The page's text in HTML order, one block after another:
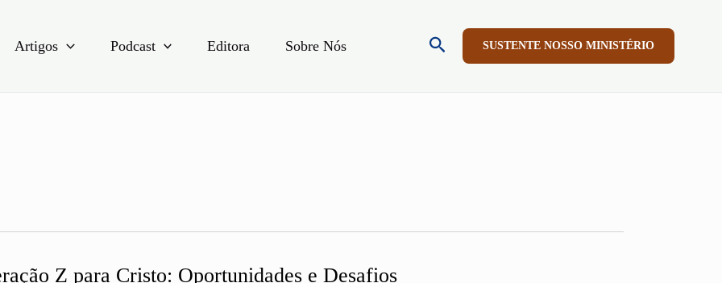
Artigos Podcast Editora Sobre Nós PesquisarSUSTENTE NOSSO MINISTÉRIO
Z para Cristo: Oportunidades e Desafios